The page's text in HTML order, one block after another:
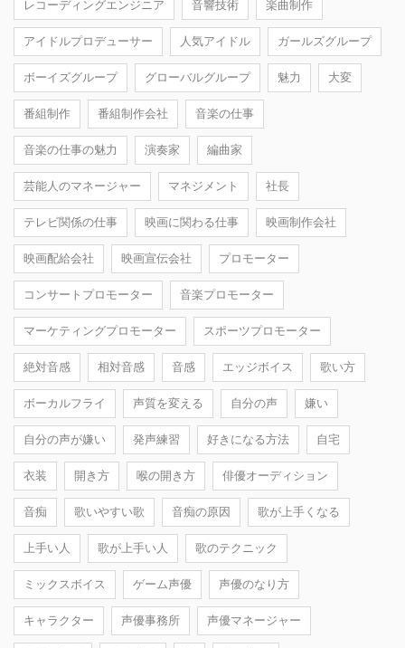
レコーディングエンジニア 音響技術 楽曲制作
アイドルプロデューサー 人気アイドル ガールズグループ
ボーイズグループ グローバルグループ 魅力 大変
番組制作 番組制作会社 音楽の仕事
音楽の仕事の魅力 演奏家 編曲家
芸能人のマネージャー マネジメント 社長
テレビ関係の仕事 映画に関わる仕事 映画制作会社
映画配給会社 映画宣伝会社 プロモーター
コンサートプロモーター 音楽プロモーター
マーケティングプロモーター スポーツプロモーター
絶対音感 相対音感 音感 エッジボイス 歌い方
ボーカルフライ 声質を変える 自分の声 嫌い
自分の声が嫌い 発声練習 好きになる方法 自宅
衣装 開き方 喉の開き方 俳優オーディション
音痴 歌いやすい歌 音痴の原因 歌が上手くなる
上手い人 歌が上手い人 歌のテクニック
ミックスボイス ゲーム声優 声優のなり方
キャラクター 声優事務所 声優マネージャー